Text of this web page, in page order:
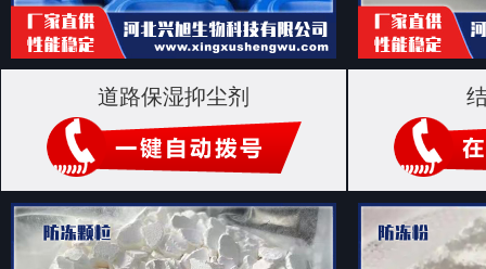
道路保湿抑尘剂